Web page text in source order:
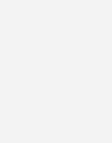
von 3 GW
mit je 1,3 GW